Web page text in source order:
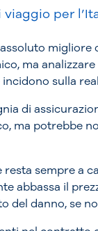
per
ma
sulla
di
ma potrebbe
sempre a
abbassa il
del danno, se